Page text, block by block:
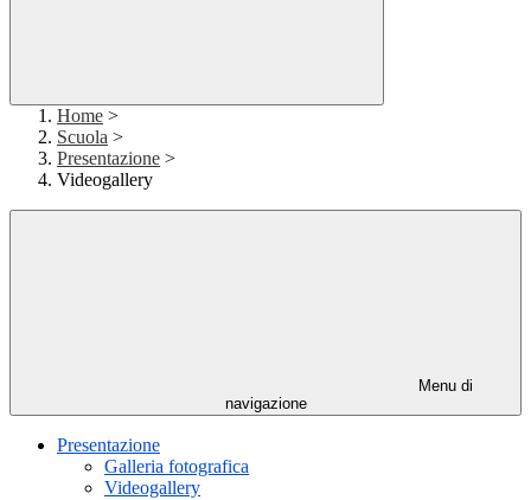
Home >
Scuola >
Presentazione >
Videogallery
Menu di
navigazione
Presentazione
Galleria fotografica
Videogallery